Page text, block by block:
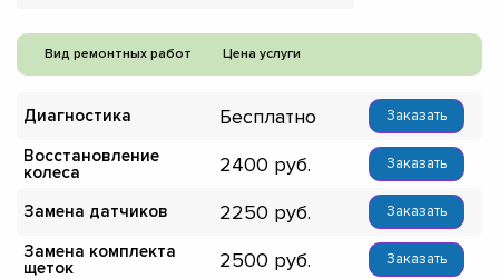
Вид ремонтных работ Цена услуги
Диагностика Бесплатно Заказать
Восстановление
колеса
2400 Заказать
Замена датчиков 2250 Заказать
Замена комплекта
щеток
2500 Заказать